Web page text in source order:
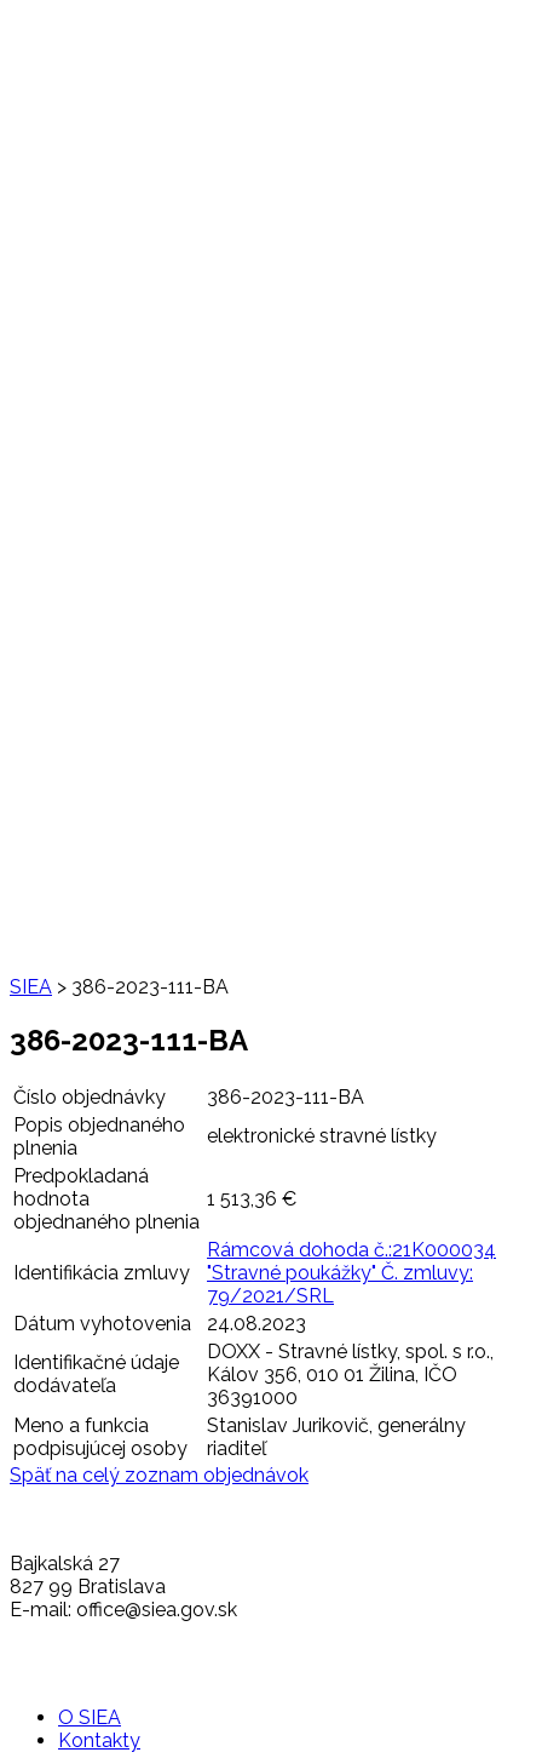
SIEA > 386-2023-111-BA
386-2023-111-BA
Číslo objednávky
386-2023-111-BA
Popis objednaného
plnenia
elektronické stravné lístky
Predpokladaná
hodnota
objednaného plnenia
1 513,36 €
Identifikácia zmluvy
Rámcová dohoda č.:21K000034
"Stravné poukážky" Č. zmluvy:
79/2021/SRL
Dátum vyhotovenia
24.08.2023
Identifikačné údaje
dodávateľa
DOXX - Stravné lístky, spol. s r.o.,
Kálov 356, 010 01 Žilina, IČO
36391000
Meno a funkcia
podpisujúcej osoby
Stanislav Jurikovič, generálny
riaditeľ
Späť na celý zoznam objednávok
Bajkalská 27
827 99 Bratislava
E-mail: office@siea.gov.sk
O SIEA
Kontakty